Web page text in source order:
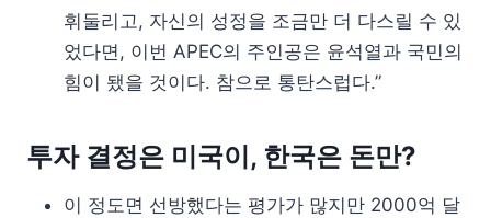
휘둘리고, 자신의 성정을 조금만 더 다스릴 수 있
었다면, 이번 APEC의 주인공은 윤석열과 국민의
힘이 됐을 것이다. 참으로 통탄스럽다.”
투자 결정은 미국이, 한국은 돈만?
이 정도면 선방했다는 평가가 많지만 2000억 달